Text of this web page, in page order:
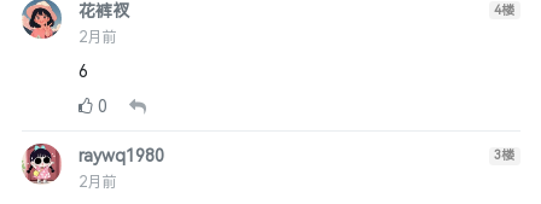
花裤衩
2月前
4楼
6
0
raywq1980
2月前
3楼